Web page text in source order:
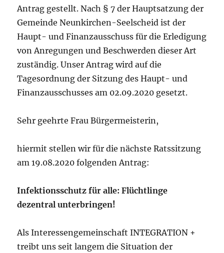
Antrag gestellt. Nach § 7 der Hauptsatzung der
Gemeinde Neunkirchen-Seelscheid ist der
Haupt- und Finanzausschuss für die Erledigung
von Anregungen und Beschwerden dieser Art
zuständig. Unser Antrag wird auf die
Tagesordnung der Sitzung des Haupt- und
Finanzausschusses am 02.09.2020 gesetzt.
Sehr geehrte Frau Bürgermeisterin,
hiermit stellen wir für die nächste Ratssitzung
am 19.08.2020 folgenden Antrag:
Infektionsschutz für alle: Flüchtlinge
dezentral unterbringen!
Als Interessengemeinschaft INTEGRATION +
treibt uns seit langem die Situation der